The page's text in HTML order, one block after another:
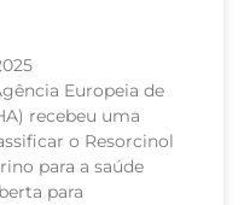
Europeia de
recebeu uma
o Resorcinol
para a saúde
para